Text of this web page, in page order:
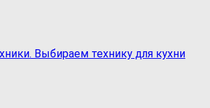
Выбираем технику для кухни